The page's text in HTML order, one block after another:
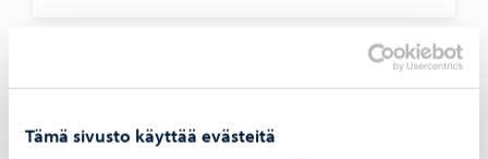
Tämä sivusto käyttää evästeitä